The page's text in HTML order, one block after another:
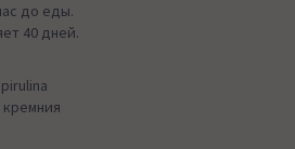
до еды.
40 дней.